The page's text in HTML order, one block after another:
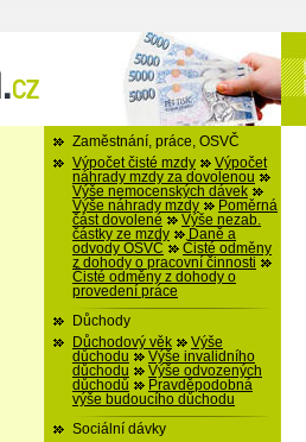
Zaměstnání, práce, OSVČ
Výpočet čisté mzdy
Výpočet
náhrady mzdy za dovolenou
Výše nemocenských dávek
Výše náhrady mzdy
Poměrná
část dovolené
Výše nezab.
částky ze mzdy
Daně a
odvody OSVČ
Čisté odměny
z dohody o pracovní činnosti
Čisté odměny z dohody o
provedení práce
Důchody
Důchodový věk
Výše
důchodu
Výše invalidního
důchodu
Výše odvozených
důchodů
Pravděpodobná
výše budoucího důchodu
Sociální dávky